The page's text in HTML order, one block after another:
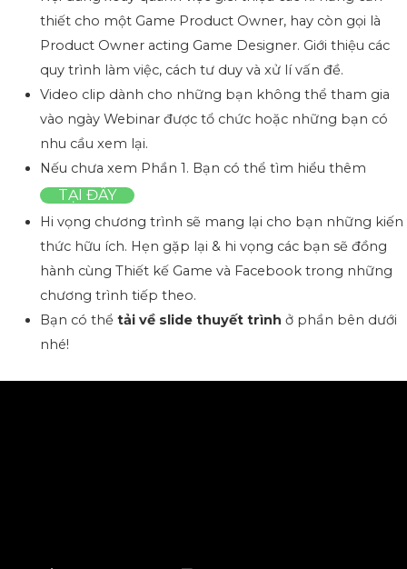
thiết cho một Game Product Owner, hay còn gọi là
Product Owner acting Game Designer. Giới thiệu các
quy trình làm việc, cách tư duy và xử lí vấn đề.
Video clip dành cho những bạn không thể tham gia
vào ngày Webinar được tổ chức hoặc những bạn có
nhu cầu xem lại.
Nếu chưa xem Phần 1. Bạn có thể tìm hiểu thêm
TẠI ĐÂY
Hi vọng chương trình sẽ mang lại cho bạn những kiến
thức hữu ích. Hẹn gặp lại & hi vọng các bạn sẽ đồng
hành cùng Thiết kế Game và Facebook trong những
chương trình tiếp theo.
Bạn có thể tải về slide thuyết trình ở phần bên dưới
nhé!